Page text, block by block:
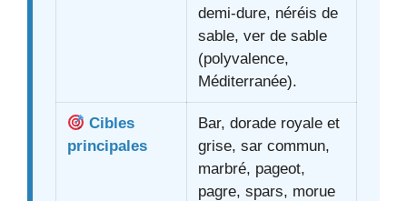
demi-dure, néréis de
sable, ver de sable
(polyvalence,
Méditerranée).
Cibles
principales
Bar, dorade royale et
grise, sar commun,
marbré, pageot,
pagre, spars, morue